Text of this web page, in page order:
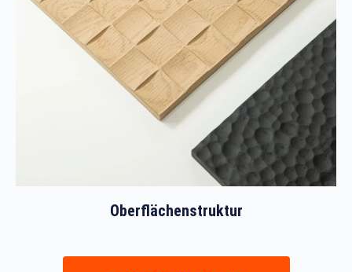
Oberflächenstruktur